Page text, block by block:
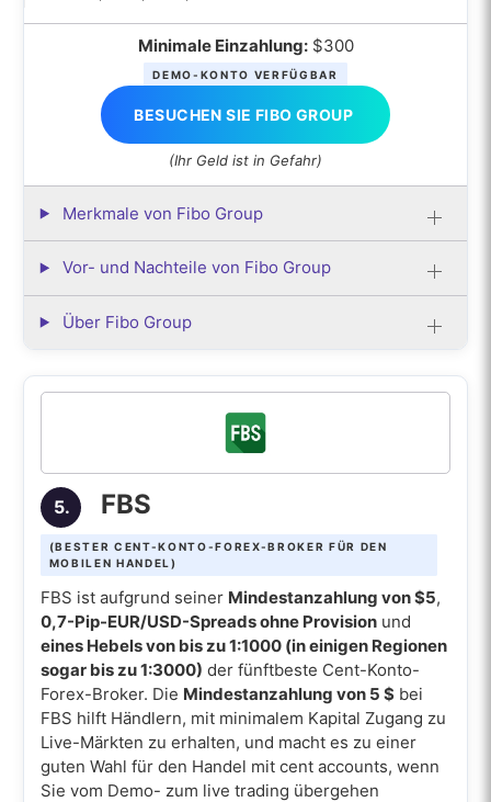
Minimale Einzahlung:$300
DEMO-KONTO VERFÜGBAR
BESUCHEN SIE FIBO GROUP
(Ihr Geld ist in Gefahr)
Merkmale von Fibo Group
Vor- und Nachteile von Fibo Group
Über Fibo Group
5. FBS
(BESTER CENT-KONTO-FOREX-BROKER FÜR DEN
MOBILEN HANDEL)
FBS ist aufgrund seiner Mindestanzahlung von $5,
0,7-Pip-EUR/USD-Spreads ohne Provisionund
eines Hebels von bis zu 1:1000 (in einigen Regionen
sogar bis zu 1:3000) der fünftbeste Cent-Konto-
Forex-Broker. Die Mindestanzahlung von 5 $bei
FBS hilft Händlern, mit minimalem Kapital Zugang zu
Live-Märkten zu erhalten, und macht es zu einer
guten Wahl für den Handel mit cent accounts, wenn
Sie vom Demo- zum live trading übergehen